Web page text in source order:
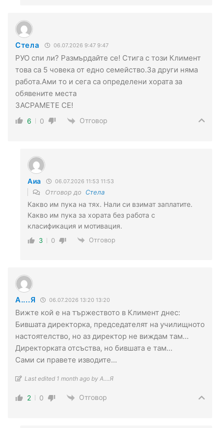
Стела 06.07.2026 9:47 9:47
РУО спи ли? Размърдайте се! Стига с този Климент
това са 5 човека от едно семейство.За други няма
работа.Ами то и сега са определени хората за
обявените места
ЗАСРАМЕТЕ СЕ!
6 0 Отговор
Аиа 06.07.2026 11:53 11:53
Отговор до Стела
Какво им пука на тях. Нали си взимат заплатите.
Какво им пука за хората без работа с
класификация и мотивация.
3 0 Отговор
А....Я 06.07.2026 13:20 13:20
Вижте кой е на тържеството в Климент днес:
Бившата директорка, председателят на училищното
настоятелство, но аз директор не виждам там…
Директорката отсъства, но бившата е там…
Сами си правете изводите…
Last edited 1 month ago by А....Я
2 0 Отговор